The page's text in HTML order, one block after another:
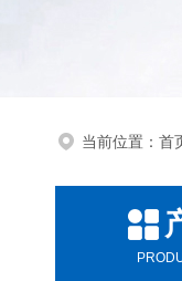
当前位置： 首